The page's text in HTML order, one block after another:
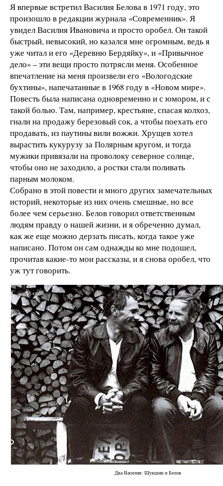
Я впервые встретил Василия Белова в 1971 году, это
произошло в редакции журнала «Современник». Я
увидел Василия Ивановича и просто оробел. Он такой
быстрый, невысокий, но казался мне огромным, ведь я
уже читал и его «Деревню Бердяйку», и «Привычное
дело» – эти вещи просто потрясли меня. Особенное
впечатление на меня произвели его «Вологодские
бухтины», напечатанные в 1968 году в «Новом мире».
Повесть была написана одновременно и с юмором, и с
такой болью. Там, например, крестьяне, спасая колхоз,
гнали на продажу березовый сок, а чтобы поехать его
продавать, из паутины вили вожжи. Хрущев хотел
вырастить кукурузу за Полярным кругом, и тогда
мужики привязали на проволоку северное солнце,
чтобы оно не заходило, а ростки стали поливать
парным молоком.
Собрано в этой повести и много других замечательных
историй, некоторые из них очень смешные, но все
более чем серьезно. Белов говорил ответственным
людям правду о нашей жизни, и я обреченно думал,
как же еще можно дерзать писать, когда такое уже
написано. Потом он сам однажды ко мне подошел,
прочитав какие-то мои рассказы, и я снова оробел, что
уж тут говорить.
Два Василия: Шукшин и Белов